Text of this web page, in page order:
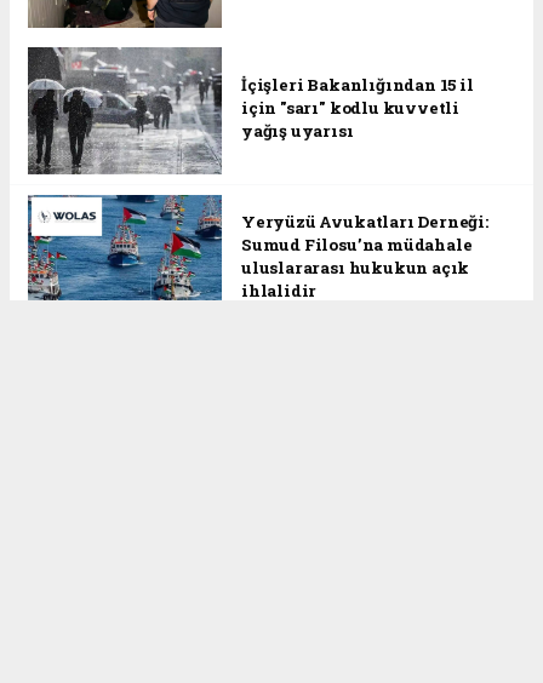
İçişleri Bakanlığından 15 il
için "sarı" kodlu kuvvetli
yağış uyarısı
Yeryüzü Avukatları Derneği:
Sumud Filosu’na müdahale
uluslararası hukukun açık
ihlalidir